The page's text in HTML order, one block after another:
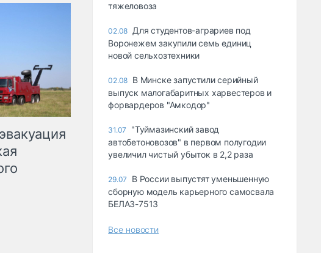
тяжеловоза
02.08 Для студентов-аграриев под
Воронежем закупили семь единиц
новой сельхозтехники
02.08 В Минске запустили серийный
выпуск малогабаритных харвестеров и
форвардеров "Амкодор"
31.07
"Туймазинский завод
автобетоновозов" в первом полугодии
увеличил чистый убыток в 2,2 раза
29.07
В России выпустят уменьшенную
сборную модель карьерного самосвала
БЕЛАЗ-7513
Все новости